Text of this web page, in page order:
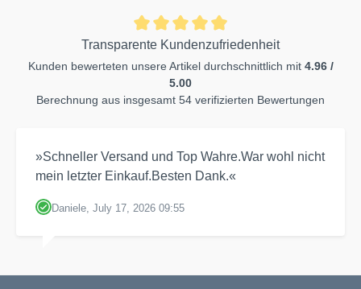
Transparente Kundenzufriedenheit
Kunden bewerteten unsere Artikel durchschnittlich mit 4.96 /
5.00
Berechnung aus insgesamt 54 verifizierten Bewertungen
»Schneller Versand und Top Wahre.War wohl nicht
mein letzter Einkauf.Besten Dank.«
Daniele, July 17, 2026 09:55